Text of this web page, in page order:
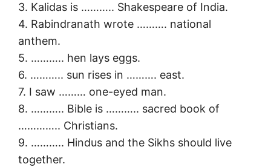
3. Kalidas is ……….. Shakespeare of India.
4. Rabindranath wrote ………. national
anthem.
5. ……….. hen lays eggs.
6. ……….. sun rises in ………. east.
7. I saw ……… one-eyed man.
8. ……….. Bible is ……….. sacred book of
………….. Christians.
9. ……….. Hindus and the Sikhs should live
together.